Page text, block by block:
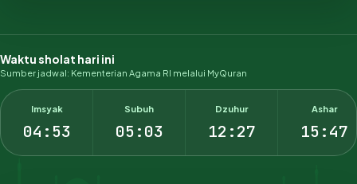
Waktu sholat hari ini
Sumber jadwal: Kementerian Agama RI melalui MyQuran
Imsyak
04:53
Subuh
05:03
Dzuhur
12:27
Ashar
15:47